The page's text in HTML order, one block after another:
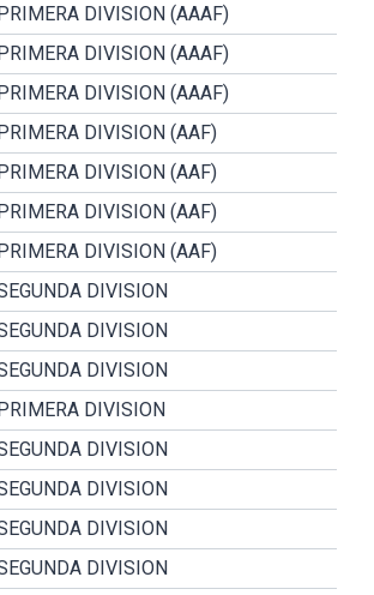
DIVISION (AAAF)
DIVISION (AAAF)
DIVISION (AAAF)
DIVISION (AAF)
DIVISION (AAF)
DIVISION (AAF)
DIVISION (AAF)
DIVISION
DIVISION
DIVISION
DIVISION
DIVISION
DIVISION
DIVISION
DIVISION